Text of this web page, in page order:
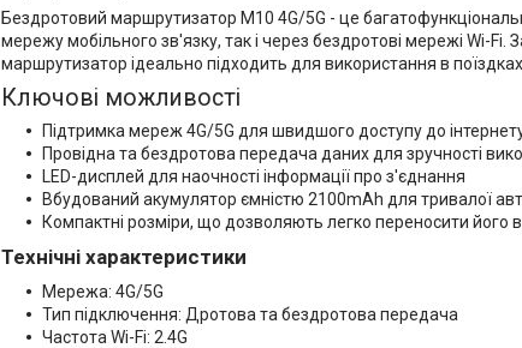
Бездротовий маршрутизатор M10 4G/5G - це
мережу мобільного зв'язку, так і через бездротові мережі Wi-
маршрутизатор ідеально підходить для використання в
Ключові можливості
Підтримка мереж 4G/5G для швидшого доступу до
Провідна та бездротова передача даних для зручності
LED-дисплей для наочності інформації про з'єднання
Вбудований акумулятор ємністю 2100mAh для тривалої
Компактні розміри, що дозволяють легко переносити його
Технічні характеристики
Мережа: 4G/5G
Тип підключення: Дротова та бездротова передача
Частота Wi-Fi: 2.4G